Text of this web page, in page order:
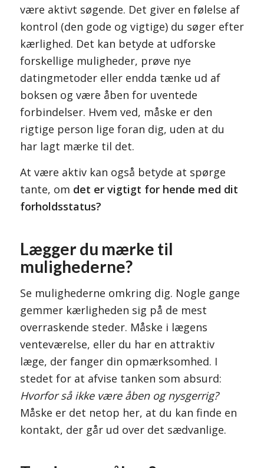
være aktivt søgende. Det giver en følelse af
kontrol (den gode og vigtige) du søger efter
kærlighed. Det kan betyde at udforske
forskellige muligheder, prøve nye
datingmetoder eller endda tænke ud af
boksen og være åben for uventede
forbindelser. Hvem ved, måske er den
rigtige person lige foran dig, uden at du
har lagt mærke til det.
At være aktiv kan også betyde at spørge
tante, om det er vigtigt for hende med dit
forholdsstatus?
Lægger du mærke til
mulighederne?
Se mulighederne omkring dig. Nogle gange
gemmer kærligheden sig på de mest
overraskende steder. Måske i lægens
venteværelse, eller du har en attraktiv
læge, der fanger din opmærksomhed. I
stedet for at afvise tanken som absurd:
Hvorfor så ikke være åben og nysgerrig?
Måske er det netop her, at du kan finde en
kontakt, der går ud over det sædvanlige.